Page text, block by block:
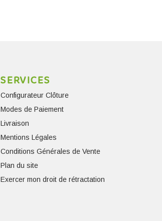
SERVICES
Configurateur Clôture
Modes de Paiement
Livraison
Mentions Légales
Conditions Générales de Vente
Plan du site
Exercer mon droit de rétractation